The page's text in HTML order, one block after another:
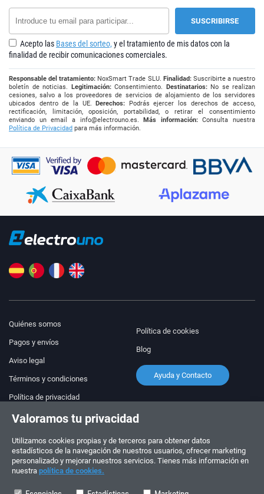
Acepto las Bases del sorteo, y el tratamiento de mis datos con la
finalidad de recibir comunicaciones comerciales.
Responsable del tratamiento: NoxSmart Trade SLU. Finalidad:Suscribirte a nuestro
boletín de noticias.
Legitimación:Consentimiento. Destinatarios:No se realizan
cesiones, salvo a los proveedores de servicios de alojamiento de los servidores
ubicados dentro de la UE.
Derechos: Podrás ejercer los derechos de acceso,
rectificación, limitación, oposición, portabilidad, o retirar el consentimiento
enviando un email a info@electrouno.es. Más información:Consulta nuestra
Política de Privacidad para más información.
Quiénes somos
Pagos y envíos
Aviso legal
Términos y condiciones
Política de privacidad
Política de cookies
Blog
Ayuda y Contacto
PEDIDOS Y CONSULTAS
+34 910 600 459
+34 622 219 640
HORARIO DE VERANO
¡Síguenos!
Valoramos tu privacidad
Utilizamos cookies propias y de terceros para obtener datos
estadísticos de la navegación de nuestros usuarios, ofrecer marketing
personalizado y mejorar nuestros servicios. Tienes más información en
nuestra política de cookies.